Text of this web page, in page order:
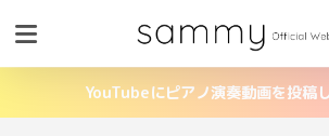
YouTubeにピアノ演奏動画を投稿